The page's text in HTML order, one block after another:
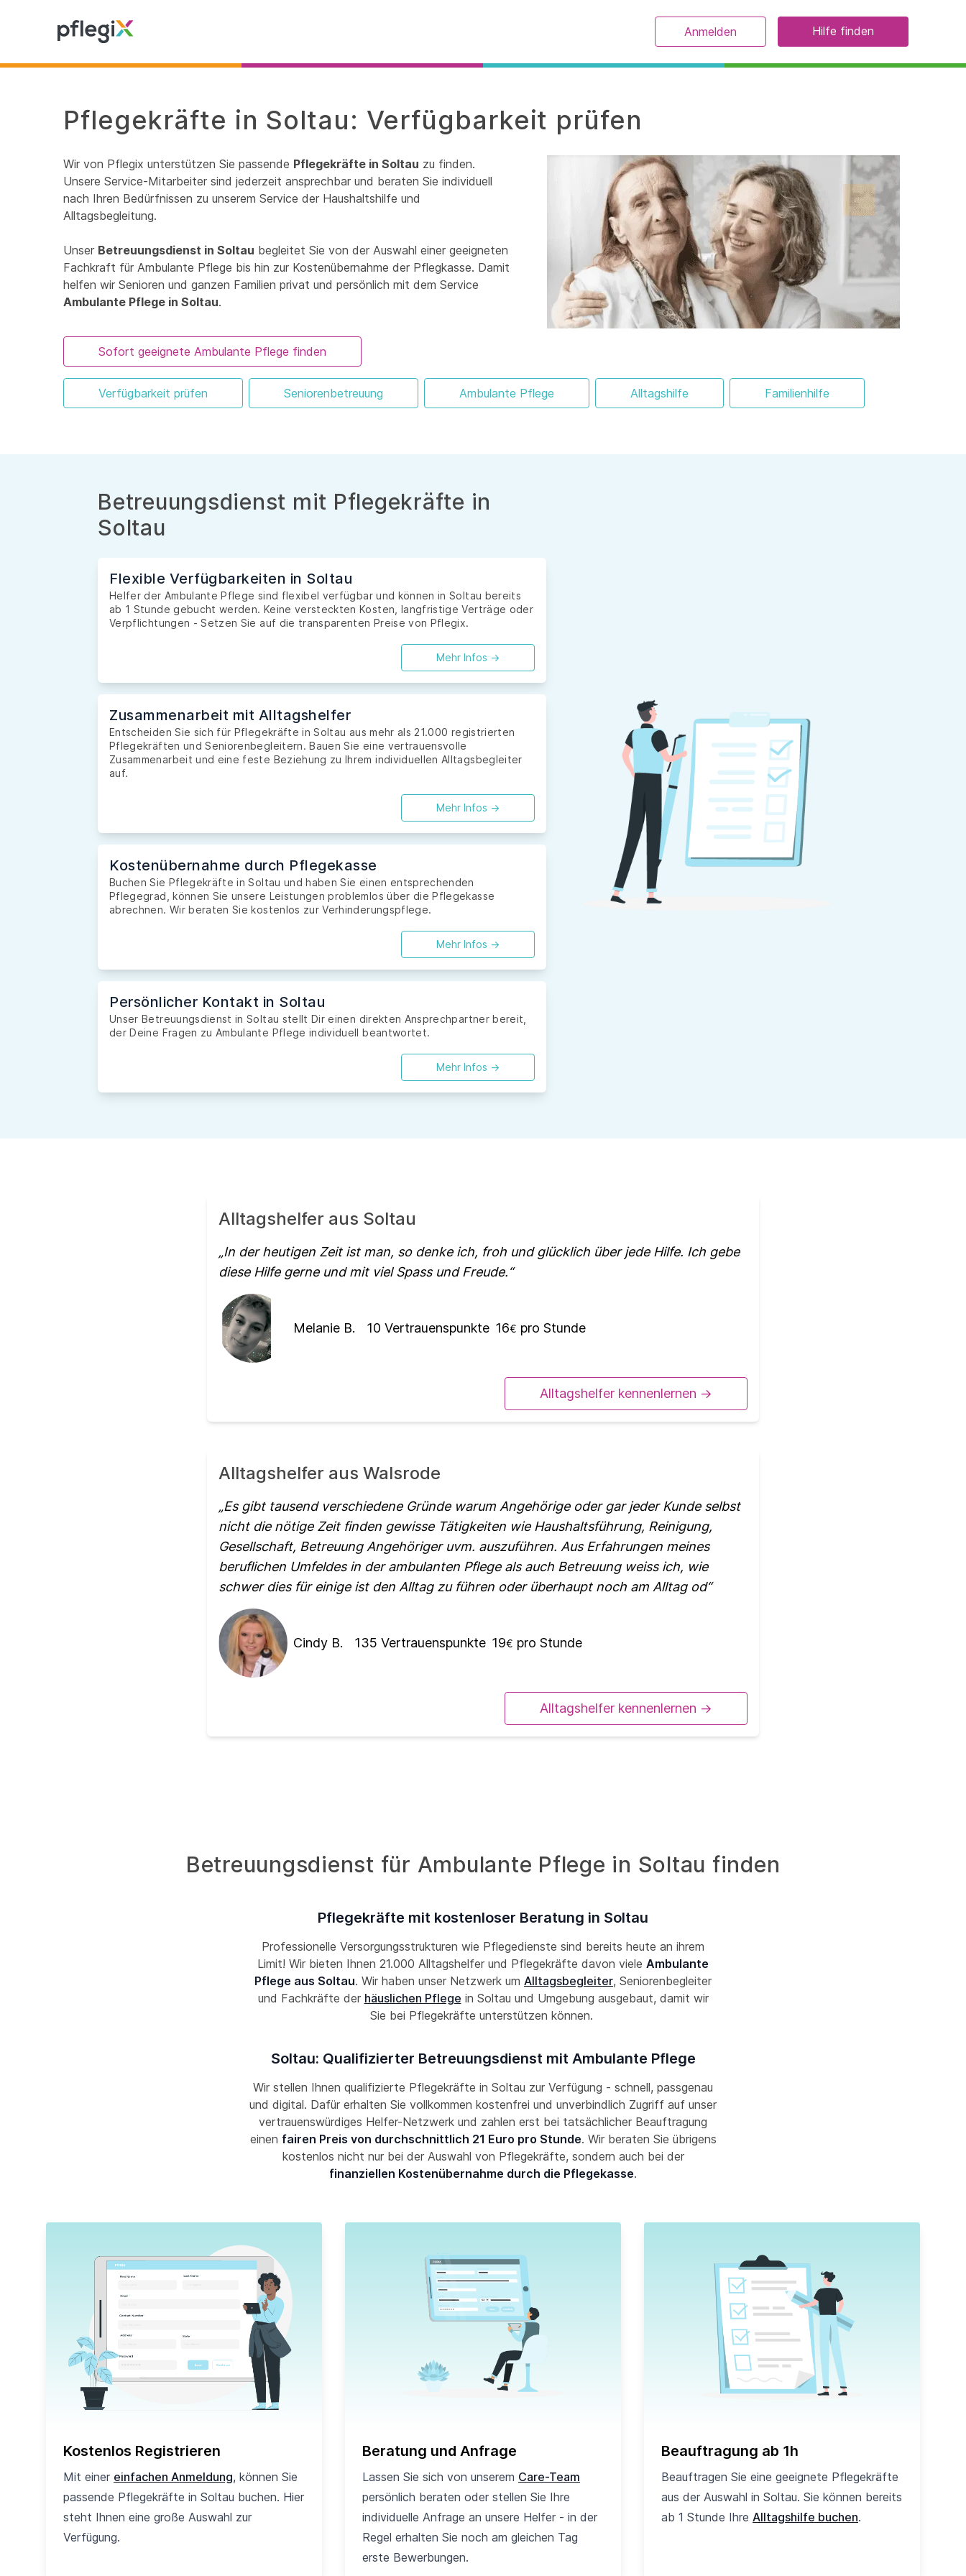
Anmelden Hilfe finden
Pflegekräfte in Soltau: Verfügbarkeit prüfen
Wir von Pflegix unterstützen Sie passende Pflegekräfte in Soltau zu finden.
Unsere Service-Mitarbeiter sind jederzeit ansprechbar und beraten Sie individuell
nach Ihren Bedürfnissen zu unserem Service der Haushaltshilfe und
Alltagsbegleitung.
Unser Betreuungsdienst in Soltau begleitet Sie von der Auswahl einer geeigneten
Fachkraft für Ambulante Pflege bis hin zur Kostenübernahme der Pflegkasse. Damit
helfen wir Senioren und ganzen Familien privat und persönlich mit dem Service
Ambulante Pflege in Soltau.
Sofort geeignete Ambulante Pflege finden
Verfügbarkeit prüfen Seniorenbetreuung Ambulante Pflege Alltagshilfe Familienhilfe
Betreuungsdienst mit Pflegekräfte in
Soltau
Flexible Verfügbarkeiten in Soltau
Helfer der Ambulante Pflege sind flexibel verfügbar und können in Soltau bereits
ab 1 Stunde gebucht werden. Keine versteckten Kosten, langfristige Verträge oder
Verpflichtungen - Setzen Sie auf die transparenten Preise von Pflegix.
Mehr Infos ->
Zusammenarbeit mit Alltagshelfer
Entscheiden Sie sich für Pflegekräfte in Soltau aus mehr als 21.000 registrierten
Pflegekräften und Seniorenbegleitern. Bauen Sie eine vertrauensvolle
Zusammenarbeit und eine feste Beziehung zu Ihrem individuellen Alltagsbegleiter
auf.
Mehr Infos ->
Kostenübernahme durch Pflegekasse
Buchen Sie Pflegekräfte in Soltau und haben Sie einen entsprechenden
Pflegegrad, können Sie unsere Leistungen problemlos über die Pflegekasse
abrechnen. Wir beraten Sie kostenlos zur Verhinderungspflege.
Mehr Infos ->
Persönlicher Kontakt in Soltau
Unser Betreuungsdienst in Soltau stellt Dir einen direkten Ansprechpartner bereit,
der Deine Fragen zu Ambulante Pflege individuell beantwortet.
Mehr Infos ->
Alltagshelfer aus Soltau
In der heutigen Zeit ist man, so denke ich, froh und glücklich über jede Hilfe. Ich gebe
diese Hilfe gerne und mit viel Spass und Freude.
Melanie B. 10 Vertrauenspunkte 16€ pro Stunde
Alltagshelfer kennenlernen ->
Alltagshelfer aus Walsrode
Es gibt tausend verschiedene Gründe warum Angehörige oder gar jeder Kunde selbst
nicht die nötige Zeit finden gewisse Tätigkeiten wie Haushaltsführung, Reinigung,
Gesellschaft, Betreuung Angehöriger uvm. auszuführen. Aus Erfahrungen meines
beruflichen Umfeldes in der ambulanten Pflege als auch Betreuung weiss ich, wie
schwer dies für einige ist den Alltag zu führen oder überhaupt noch am Alltag od
Cindy B. 135 Vertrauenspunkte 19€ pro Stunde
Alltagshelfer kennenlernen ->
Betreuungsdienst für Ambulante Pflege in Soltau finden
Pflegekräfte mit kostenloser Beratung in Soltau
Professionelle Versorgungsstrukturen wie Pflegedienste sind bereits heute an ihrem
Limit! Wir bieten Ihnen 21.000 Alltagshelfer und Pflegekräfte davon viele Ambulante
Pflege aus Soltau. Wir haben unser Netzwerk um Alltagsbegleiter, Seniorenbegleiter
und Fachkräfte der häuslichen Pflege in Soltau und Umgebung ausgebaut, damit wir
Sie bei Pflegekräfte unterstützen können.
Soltau: Qualifizierter Betreuungsdienst mit Ambulante Pflege
Wir stellen Ihnen qualifizierte Pflegekräfte in Soltau zur Verfügung - schnell, passgenau
und digital. Dafür erhalten Sie vollkommen kostenfrei und unverbindlich Zugriff auf unser
vertrauenswürdiges Helfer-Netzwerk und zahlen erst bei tatsächlicher Beauftragung
einen fairen Preis von durchschnittlich 21 Euro pro Stunde. Wir beraten Sie übrigens
kostenlos nicht nur bei der Auswahl von Pflegekräfte, sondern auch bei der
finanziellen Kostenübernahme durch die Pflegekasse.
Kostenlos Registrieren
Mit einer einfachen Anmeldung, können Sie
passende Pflegekräfte in Soltau buchen. Hier
steht Ihnen eine große Auswahl zur
Verfügung.
Beratung und Anfrage
Lassen Sie sich von unserem Care-Team
persönlich beraten oder stellen Sie Ihre
individuelle Anfrage an unsere Helfer - in der
Regel erhalten Sie noch am gleichen Tag
erste Bewerbungen.
Beauftragung ab 1h
Beauftragen Sie eine geeignete Pflegekräfte
aus der Auswahl in Soltau. Sie können bereits
ab 1 Stunde Ihre Alltagshilfe buchen.